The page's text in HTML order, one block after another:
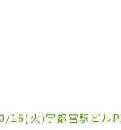
火)宇都宮駅ビル